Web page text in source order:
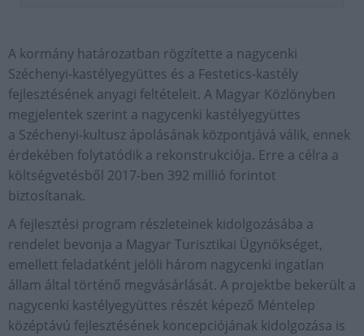
A kormány határozatban rögzítette a nagycenki
Széchenyi-kastélyegyüttes és a Festetics-kastély
fejlesztésének anyagi feltételeit. A Magyar Közlönyben
megjelentek szerint a nagycenki kastélyegyüttes
a Széchenyi-kultusz ápolásának központjává válik, ennek
érdekében folytatódik a rekonstrukciója. Erre a célra a
költségvetésből 2017-ben 392 millió forintot
biztosítanak.
A fejlesztési program részleteinek kidolgozásába a
rendelet bevonja a Magyar Turisztikai Ügynökséget,
emellett feladatként jelöli három nagycenki ingatlan
állam által történő megvásárlását. A projektbe bekerült a
nagycenki kastélyegyüttes részét képező Méntelep
középtávú fejlesztésének koncepciójának kidolgozása is